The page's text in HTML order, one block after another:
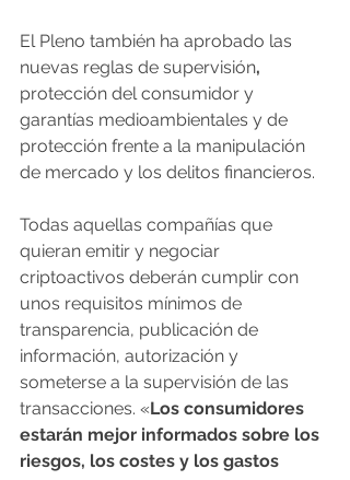
El Pleno también ha aprobado las
nuevas reglas de supervisión,
protección del consumidor y
garantías medioambientales y de
protección frente a la manipulación
de mercado y los delitos financieros.
Todas aquellas compañías que
quieran emitir y negociar
criptoactivos deberán cumplir con
unos requisitos mínimos de
transparencia, publicación de
información, autorización y
someterse a la supervisión de las
transacciones. «Los consumidores
estarán mejor informados sobre los
riesgos, los costes y los gastos